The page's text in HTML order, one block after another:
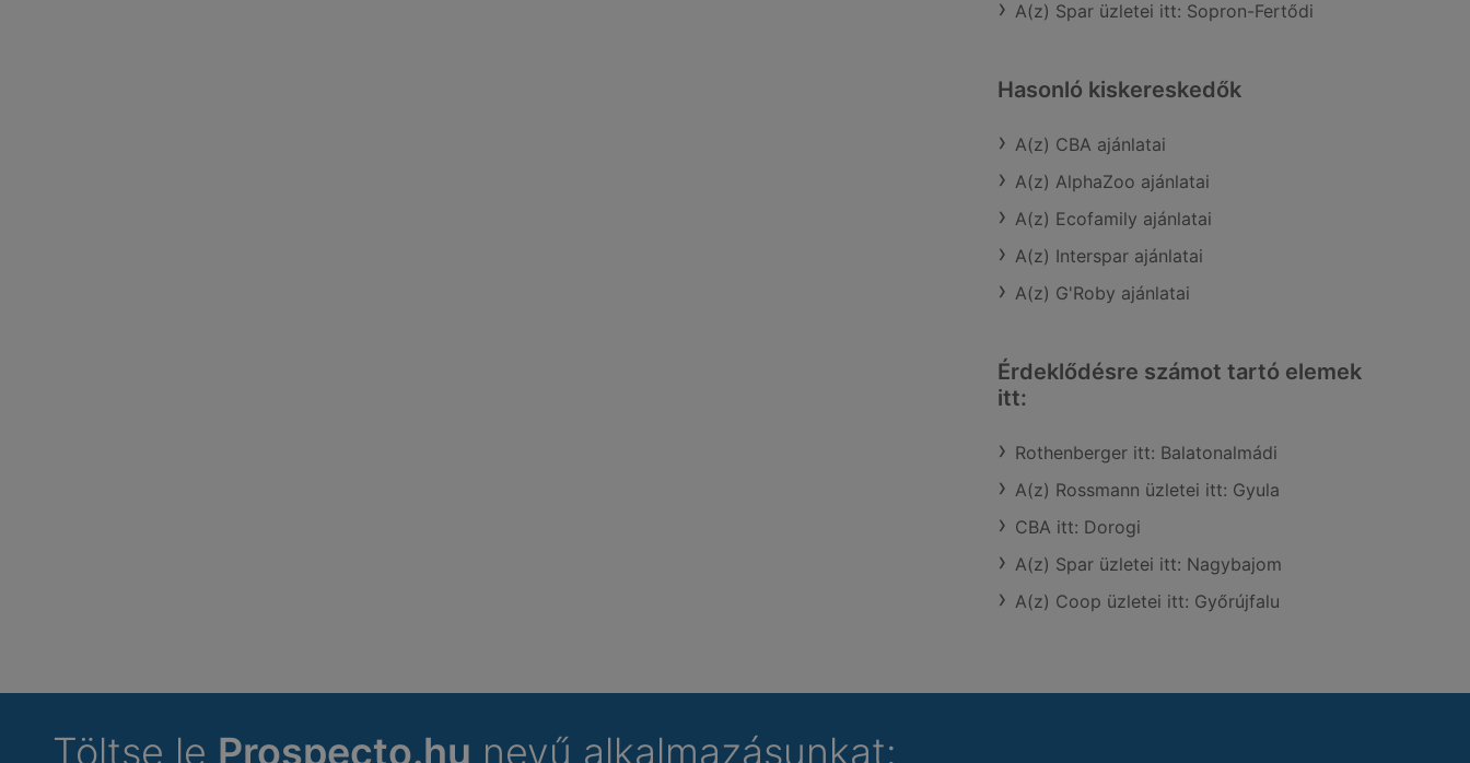
A(z) Spar üzletei itt: Sopron-Fertődi
Hasonló kiskereskedők
A(z) CBA ajánlatai
A(z) AlphaZoo ajánlatai
A(z) Ecofamily ajánlatai
A(z) Interspar ajánlatai
A(z) G'Roby ajánlatai
Érdeklődésre számot tartó elemek
itt:
Rothenberger itt: Balatonalmádi
A(z) Rossmann üzletei itt: Gyula
CBA itt: Dorogi
A(z) Spar üzletei itt: Nagybajom
A(z) Coop üzletei itt: Győrújfalu
Töltse le Prospecto.hu nevű alkalmazásunkat: